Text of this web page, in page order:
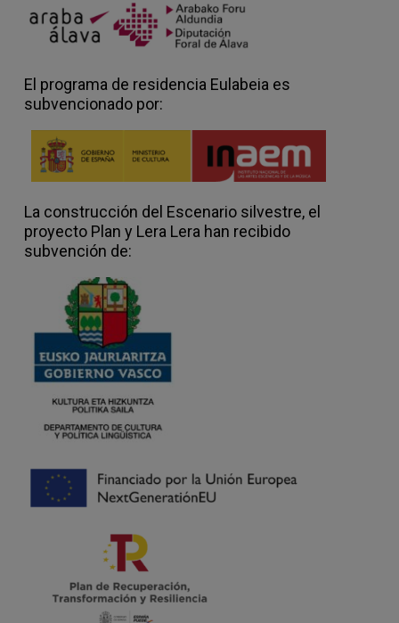
El programa de residencia Eulabeia es
subvencionado por:
La construcción del Escenario silvestre, el
proyecto Plan y Lera Lera han recibido
subvención de: